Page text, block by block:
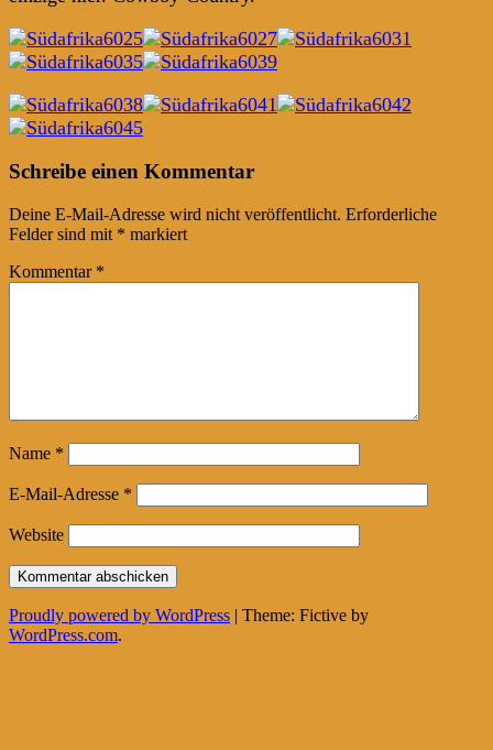
Post
navigation
←
→
Schreibe einen Kommentar
Deine E-Mail-Adresse wird nicht veröffentlicht. Erforderliche
Felder sind mit * markiert
Kommentar *
Name *
E-Mail-Adresse *
Website
Proudly powered by WordPress | Theme: Fictive by
WordPress.com.